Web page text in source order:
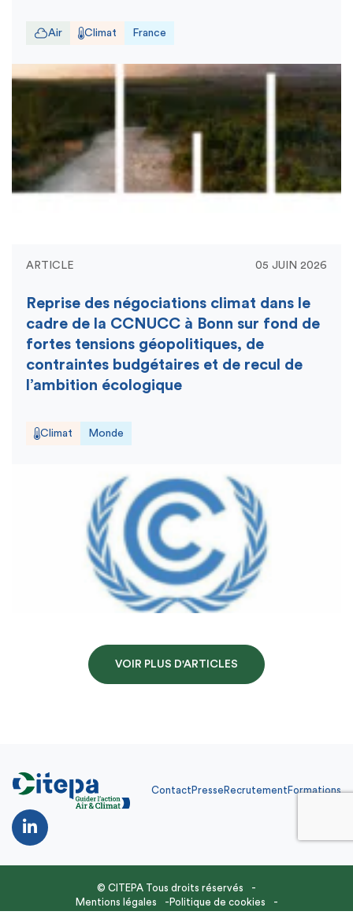
Presse Recrutement Formations
Air Climat France
ARTICLE 05 JUIN 2026
Reprise des négociations climat dans le
cadre de la CCNUCC à Bonn sur fond de
fortes tensions géopolitiques, de
contraintes budgétaires et de recul de
l’ambition écologique
Climat Monde
VOIR PLUS D'ARTICLES
Contact Presse Recrutement Formations
© CITEPA Tous droits réservés
Mentions légales
Politique de cookies